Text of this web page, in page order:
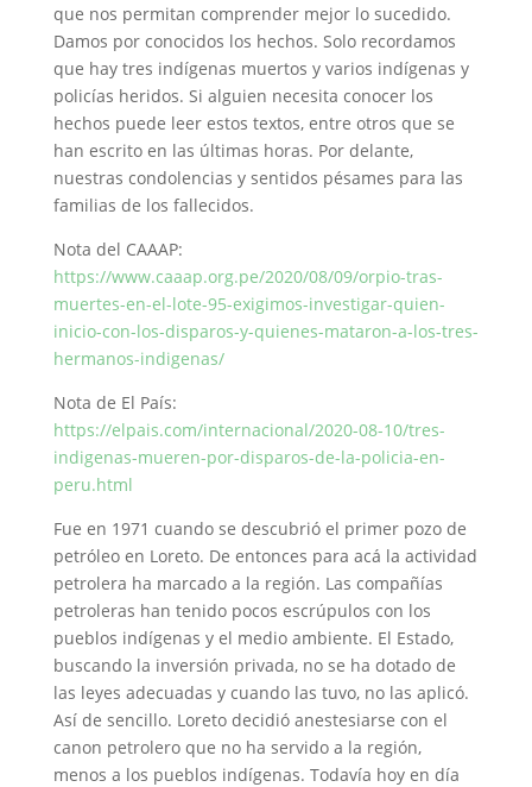
que nos permitan comprender mejor lo sucedido.
Damos por conocidos los hechos. Solo recordamos
que hay tres indígenas muertos y varios indígenas y
policías heridos. Si alguien necesita conocer los
hechos puede leer estos textos, entre otros que se
han escrito en las últimas horas. Por delante,
nuestras condolencias y sentidos pésames para las
familias de los fallecidos.
Nota del CAAAP:
https://www.caaap.org.pe/2020/08/09/orpio-tras-
muertes-en-el-lote-95-exigimos-investigar-quien-
inicio-con-los-disparos-y-quienes-mataron-a-los-tres-
hermanos-indigenas/
Nota de El País:
https://elpais.com/internacional/2020-08-10/tres-
indigenas-mueren-por-disparos-de-la-policia-en-
peru.html
Fue en 1971 cuando se descubrió el primer pozo de
petróleo en Loreto. De entonces para acá la actividad
petrolera ha marcado a la región. Las compañías
petroleras han tenido pocos escrúpulos con los
pueblos indígenas y el medio ambiente. El Estado,
buscando la inversión privada, no se ha dotado de
las leyes adecuadas y cuando las tuvo, no las aplicó.
Así de sencillo. Loreto decidió anestesiarse con el
canon petrolero que no ha servido a la región,
menos a los pueblos indígenas. Todavía hoy en día